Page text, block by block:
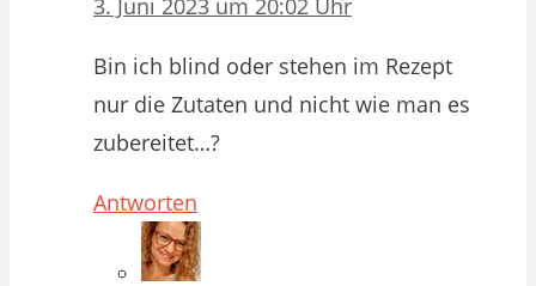
Bin ich blind oder stehen im Rezept
nur die Zutaten und nicht wie man es
zubereitet…?
Antworten